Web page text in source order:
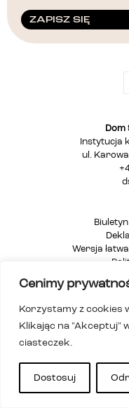
Cenimy
Korzystamy z cookies
Klikając na "Akceptuj"
ciasteczek.
Dostosuj
ZAPISZ SIĘ
Dom
Instytucja
ul.
Wersja